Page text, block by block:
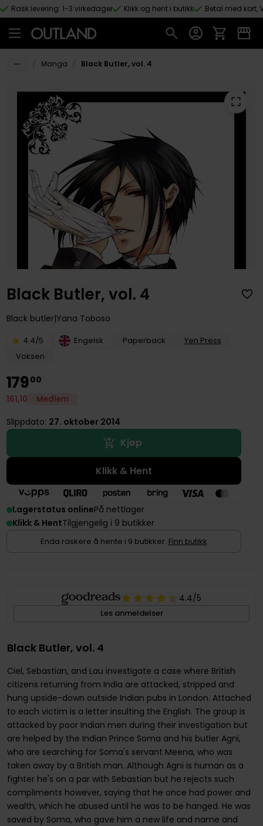
Hopp til hovedinnhold
Rask levering: 1-3 virkedager Klikk og hent i butikk Betal med kort,
Manga Black Butler, vol. 4
Black Butler, vol. 4
Black butler Yana Toboso
4.4/5 Engelsk Paperback
Yen Press
Voksen
17900
161,10 Medlem
Slippdato: 27. oktober 2014
Kjøp
Klikk & Hent
Lagerstatus onlinePå nettlager
Klikk & HentTilgjengelig i 9 butikker
Enda raskere å hente i 9 butikker. Finn butikk
4.4/5
Les anmeldelser
Black Butler, vol. 4
Ciel, Sebastian, and Lau investigate a case where British
citizens returning from India are attacked, stripped and
hung upside-down outside Indian pubs in London. Attached
to each victim is a letter insulting the English. The group is
attacked by poor Indian men during their investigation but
are helped by the Indian Prince Soma and his butler Agni,
who are searching for Soma's servant Meena, who was
taken away by a British man. Although Agni is human as a
fighter he's on a par with Sebastian but he rejects such
compliments however, saying that he once had power and
wealth, which he abused until he was to be hanged. He was
saved by Soma, who gave him a new life and name and